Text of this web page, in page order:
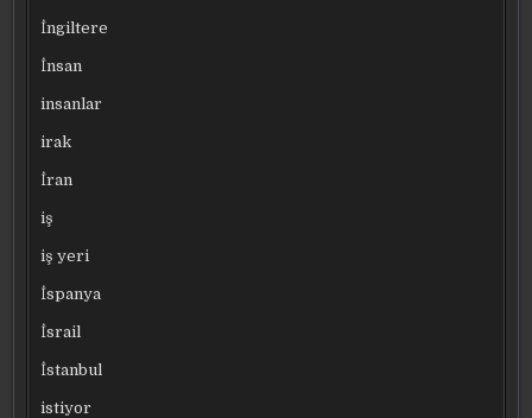
İngiltere
İnsan
insanlar
irak
İran
iş
iş yeri
İspanya
İsrail
İstanbul
istiyor